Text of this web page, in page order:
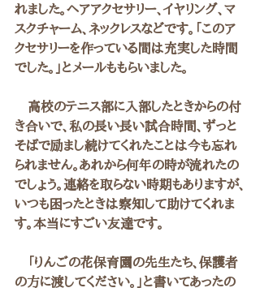
れました。ヘアアクセサリー、イヤリング、マ
スクチャーム、ネックレスなどです。「このア
クセサリーを作っている間は充実した時間
でした。」とメールももらいました。
高校のテニス部に入部したときからの付
き合いで、私の長い長い試合時間、ずっと
そばで励まし続けてくれたことは今も忘れ
られません。あれから何年の時が流れたの
でしょう。連絡を取らない時期もありますが、
いつも困ったときは察知して助けてくれま
す。本当にすごい友達です。
「りんごの花保育園の先生たち、保護者
の方に渡してください。」と書いてあったの